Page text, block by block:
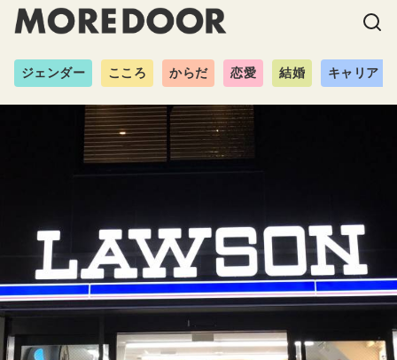
ジェンダー こころ からだ 恋愛 結婚 キャリア